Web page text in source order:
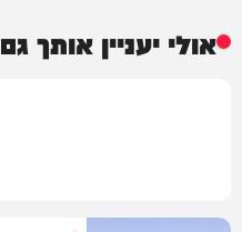
אולי יעניין אותך גם